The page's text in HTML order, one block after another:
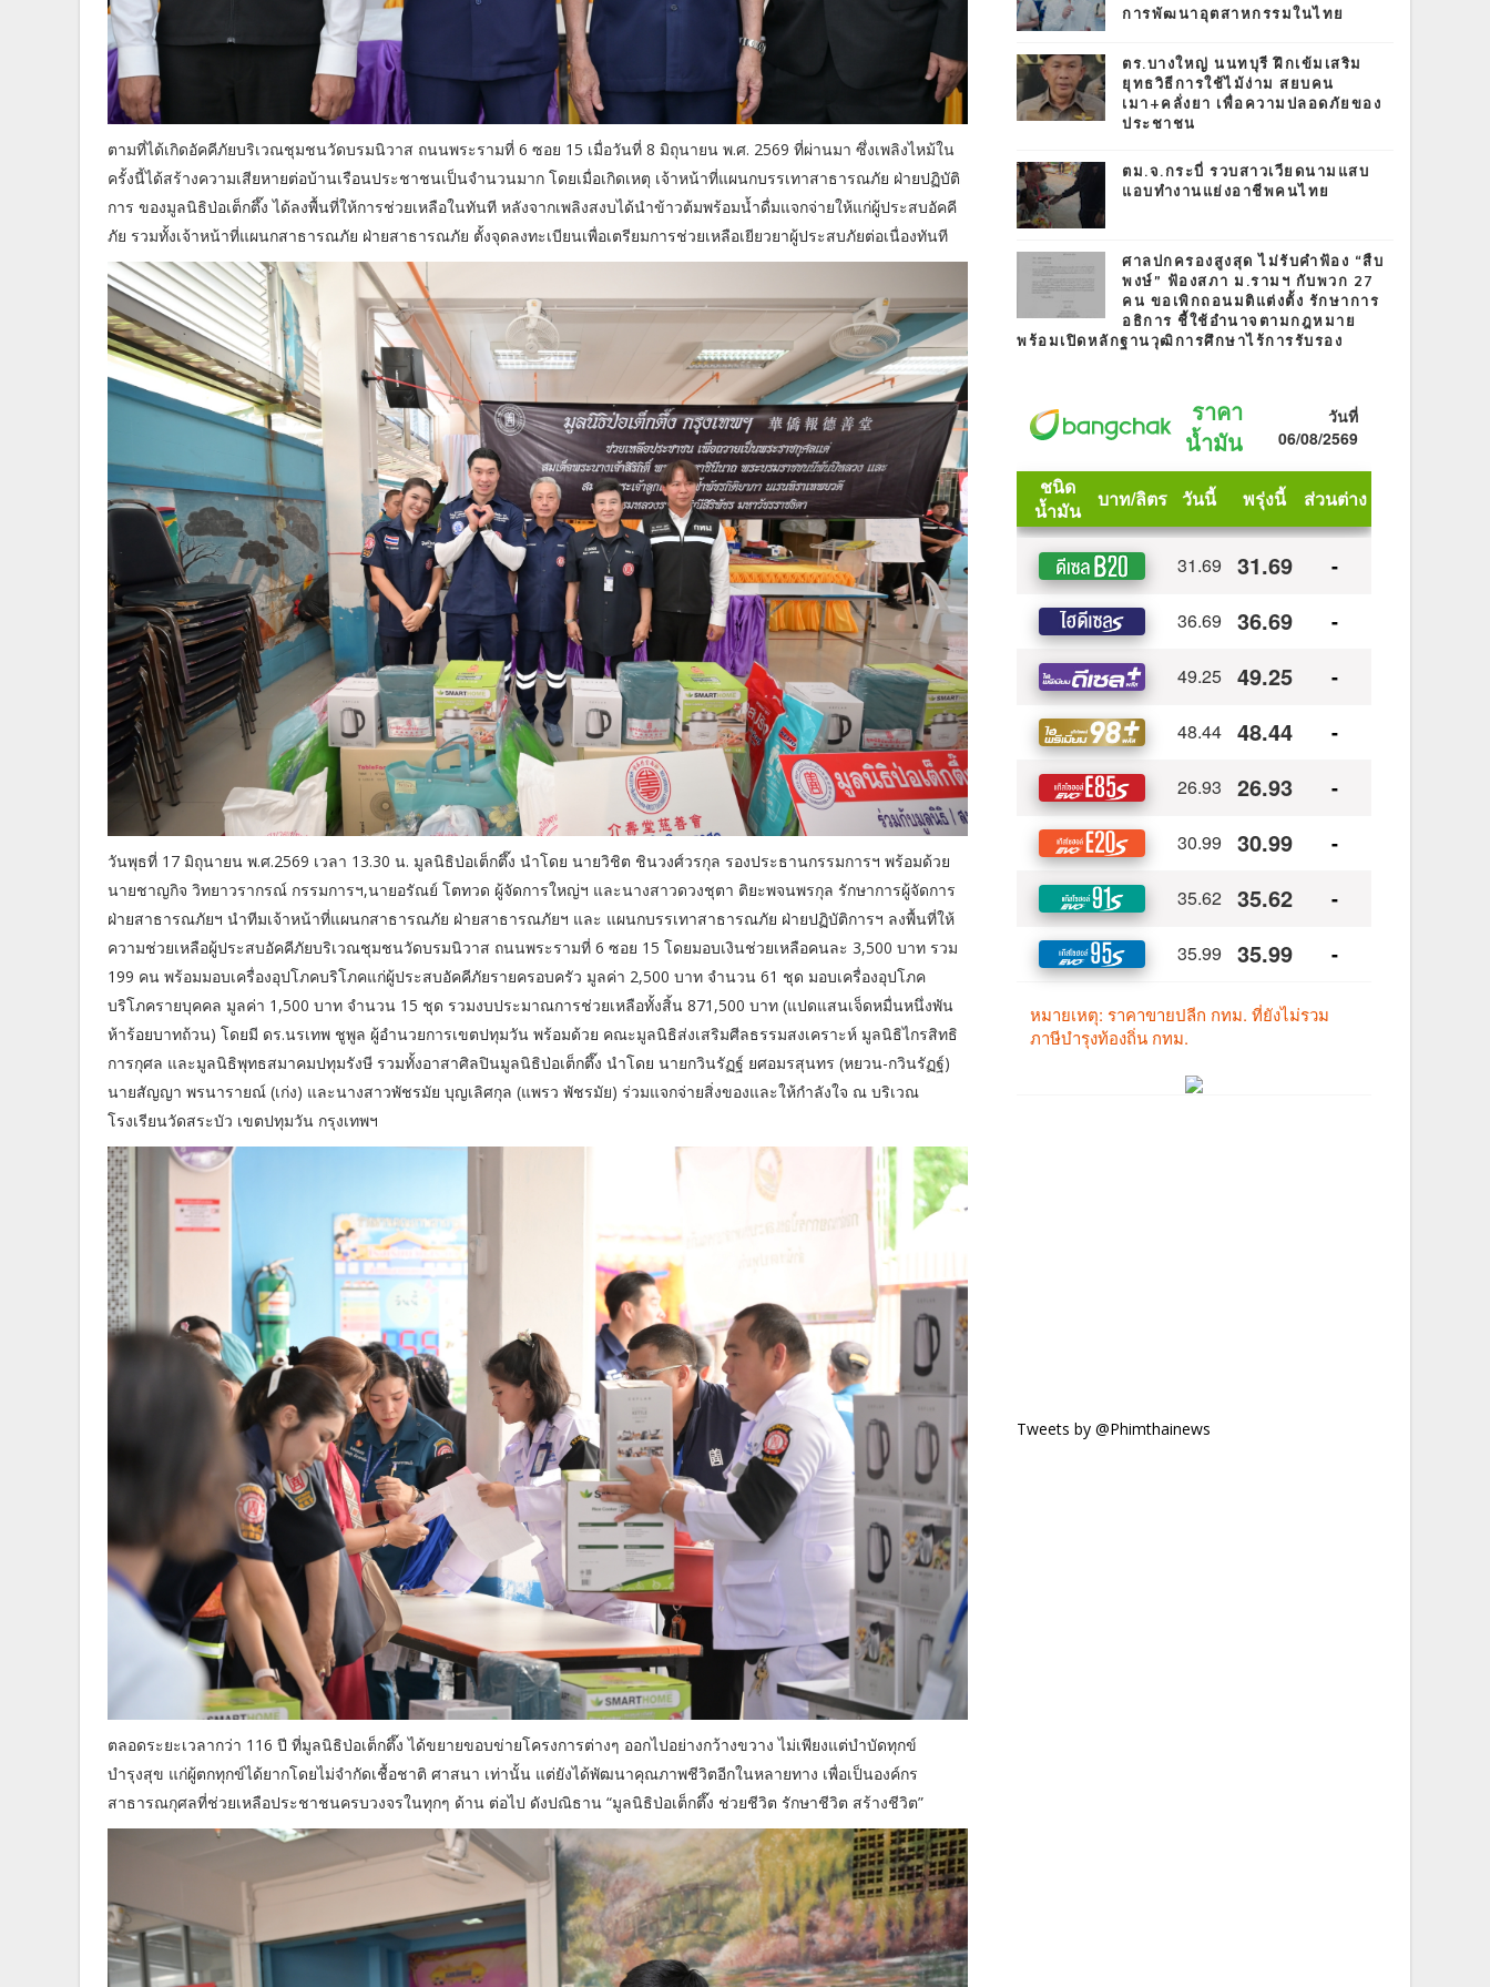
ตามที่ได้เกิดอัคคีภัยบริเวณชุมชนวัดบรมนิวาส ถนนพระรามที่ 6 ซอย 15 เมื่อวันที่ 8 มิถุนายน พ.ศ. 2569 ที่ผ่านมา ซึ่งเพลิงไหม้ใน
ครั้งนี้ได้สร้างความเสียหายต่อบ้านเรือนประชาชนเป็นจำนวนมาก โดยเมื่อเกิดเหตุ เจ้าหน้าที่แผนกบรรเทาสาธารณภัย ฝ่ายปฏิบัติ
การ ของมูลนิธิป่อเต็กตึ๊ง ได้ลงพื้นที่ให้การช่วยเหลือในทันที หลังจากเพลิงสงบได้นำข้าวต้มพร้อมน้ำดื่มแจกจ่ายให้แก่ผู้ประสบอัคคี
ภัย รวมทั้งเจ้าหน้าที่แผนกสาธารณภัย ฝ่ายสาธารณภัย ตั้งจุดลงทะเบียนเพื่อเตรียมการช่วยเหลือเยียวยาผู้ประสบภัยต่อเนื่องทันที
วันพุธที่ 17 มิถุนายน พ.ศ.2569 เวลา 13.30 น. มูลนิธิป่อเต็กตึ๊ง นำโดย นายวิชิต ชินวงศ์วรกุล รองประธานกรรมการฯ พร้อมด้วย
นายชาญกิจ วิทยาวรากรณ์ กรรมการฯ,นายอรัณย์ โตทวด ผู้จัดการใหญ่ฯ และนางสาวดวงชุตา ติยะพจนพรกุล รักษาการผู้จัดการ
ฝ่ายสาธารณภัยฯ นำทีมเจ้าหน้าที่แผนกสาธารณภัย ฝ่ายสาธารณภัยฯ และ แผนกบรรเทาสาธารณภัย ฝ่ายปฏิบัติการฯ ลงพื้นที่ให้
ความช่วยเหลือผู้ประสบอัคคีภัยบริเวณชุมชนวัดบรมนิวาส ถนนพระรามที่ 6 ซอย 15 โดยมอบเงินช่วยเหลือคนละ 3,500 บาท รวม
199 คน พร้อมมอบเครื่องอุปโภคบริโภคแก่ผู้ประสบอัคคีภัยรายครอบครัว มูลค่า 2,500 บาท จำนวน 61 ชุด มอบเครื่องอุปโภค
บริโภครายบุคคล มูลค่า 1,500 บาท จำนวน 15 ชุด รวมงบประมาณการช่วยเหลือทั้งสิ้น 871,500 บาท (แปดแสนเจ็ดหมื่นหนึ่งพัน
ห้าร้อยบาทถ้วน) โดยมี ดร.นรเทพ ชูพูล ผู้อำนวยการเขตปทุมวัน พร้อมด้วย คณะมูลนิธิส่งเสริมศีลธรรมสงเคราะห์ มูลนิธิไกรสิทธิ
การกุศล และมูลนิธิพุทธสมาคมปทุมรังษี รวมทั้งอาสาศิลปินมูลนิธิป่อเต็กตึ๊ง นำโดย นายกวินรัฏฐ์ ยศอมรสุนทร (หยวน-กวินรัฏฐ์)
นายสัญญา พรนารายณ์ (เก่ง) และนางสาวพัชรมัย บุญเลิศกุล (แพรว พัชรมัย) ร่วมแจกจ่ายสิ่งของและให้กำลังใจ ณ บริเวณ
โรงเรียนวัดสระบัว เขตปทุมวัน กรุงเทพฯ
ตลอดระยะเวลากว่า 116 ปี ที่มูลนิธิป่อเต็กตึ๊ง ได้ขยายขอบข่ายโครงการต่างๆ ออกไปอย่างกว้างขวาง ไม่เพียงแต่บำบัดทุกข์
บำรุงสุข แก่ผู้ตกทุกข์ได้ยากโดยไม่จำกัดเชื้อชาติ ศาสนา เท่านั้น แต่ยังได้พัฒนาคุณภาพชีวิตอีกในหลายทาง เพื่อเป็นองค์กร
สาธารณกุศลที่ช่วยเหลือประชาชนครบวงจรในทุกๆ ด้าน ต่อไป ดังปณิธาน “มูลนิธิป่อเต็กตึ๊ง ช่วยชีวิต รักษาชีวิต สร้างชีวิต”
การพัฒนาอุตสาหกรรมในไทย
ตร.บางใหญ่ นนทบุรี ฝึกเข้มเสริม
ยุทธวิธีการใช้ไม้ง่าม สยบคน
เมา+คลั่งยา เพื่อความปลอดภัยของ
ประชาชน
ตม.จ.กระบี่ รวบสาวเวียดนามแสบ
แอบทำงานแย่งอาชีพคนไทย
ศาลปกครองสูงสุด ไม่รับคำฟ้อง “สืบ
พงษ์” ฟ้องสภา ม.รามฯ กับพวก 27
คน ขอเพิกถอนมติแต่งตั้ง รักษาการ
อธิการ ชี้ใช้อำนาจตามกฎหมาย
พร้อมเปิดหลักฐานวุฒิการศึกษาไร้การรับรอง
Tweets by @Phimthainews